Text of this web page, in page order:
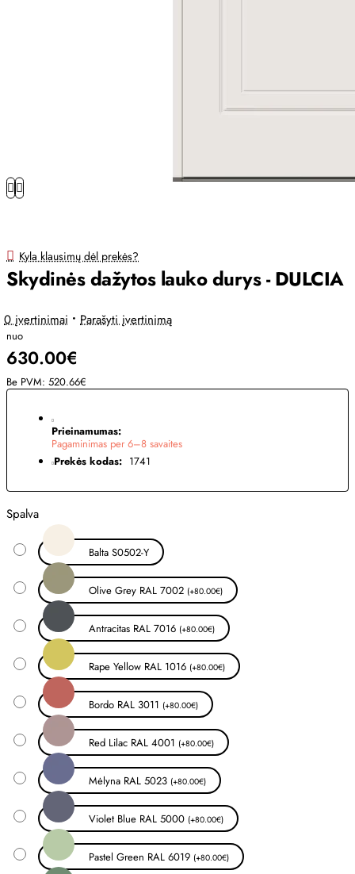
Kyla klausimų dėl prekės?
Skydinės dažytos lauko durys - DULCIA
0 įvertinimai • Parašyti įvertinimą
nuo
630.00€
Be PVM: 520.66€
Prieinamumas:
Pagaminimas per 6–8 savaites
Prekės kodas: 1741
Spalva
Balta S0502-Y
Olive Grey RAL 7002 (+80.00€)
Antracitas RAL 7016 (+80.00€)
Rape Yellow RAL 1016 (+80.00€)
Bordo RAL 3011 (+80.00€)
Red Lilac RAL 4001 (+80.00€)
Mėlyna RAL 5023 (+80.00€)
Violet Blue RAL 5000 (+80.00€)
Pastel Green RAL 6019 (+80.00€)